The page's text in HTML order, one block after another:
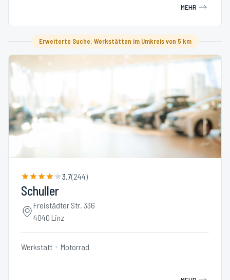
MEHR
Erweiterte Suche: Werkstätten im Umkreis von 5 km
3.7(244)
Schuller
Freistädter Str. 336
4040 Linz
Werkstatt Motorrad